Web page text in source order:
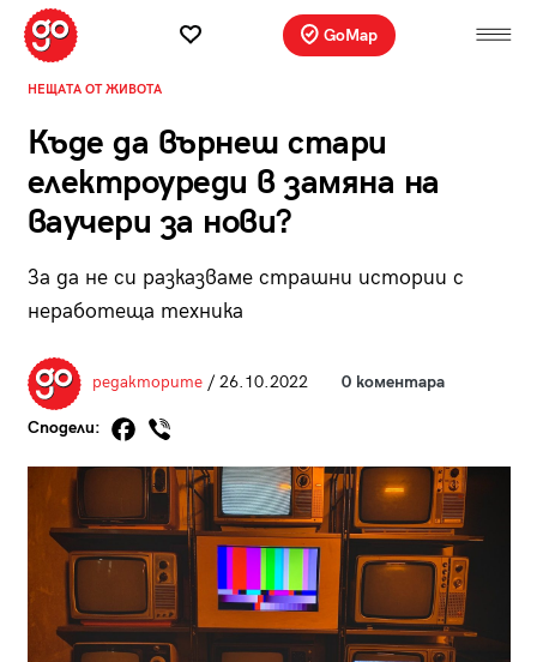
GoMap
НЕЩАТА ОТ ЖИВОТА
Къде да върнеш стари
електроуреди в замяна на
ваучери за нови?
За да не си разказваме страшни истории с
неработеща техника
редакторите/ 26.10.2022 0 коментара
Сподели: